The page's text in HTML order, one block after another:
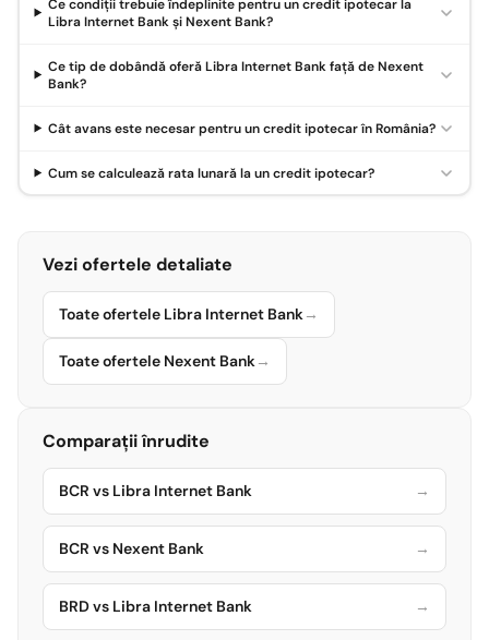
Ce condiții trebuie îndeplinite pentru un credit ipotecar la
Libra Internet Bank și Nexent Bank?
Ce tip de dobândă oferă Libra Internet Bank față de Nexent
Bank?
Cât avans este necesar pentru un credit ipotecar în România?
Cum se calculează rata lunară la un credit ipotecar?
Vezi ofertele detaliate
Toate ofertele Libra Internet Bank→
Toate ofertele Nexent Bank→
Comparații înrudite
BCR vs Libra Internet Bank →
BCR vs Nexent Bank →
BRD vs Libra Internet Bank →